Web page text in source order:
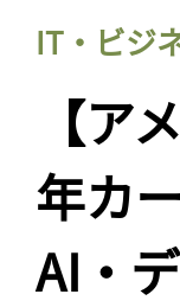
IT・ビジ
【ア
年カ
AI・